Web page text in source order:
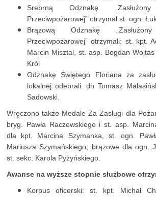
Srebrną Odznakę
Przeciwpożarowej” otrzymał st. ogn.
Brązową Odznakę
Przeciwpożarowej” otrzymali: st. kpt.
Marcin Misztal, st. asp. Bogdan Wojtas
Król
Odznakę Świętego Floriana za
lokalnej odebrali: dh Tomasz
Sadowski.
Wręczono także Medale Za Zasługi dla
bryg. Pawła Raczewskiego i st. asp.
dla kpt. Marcina Szymanka, st. ogn.
Mariusza Szymańskiego; brązowe dla ogn.
st. sekc. Karola Pyżyńskiego.
Awanse na wyższe stopnie służbowe
Korpus oficerski: st. kpt. Michał